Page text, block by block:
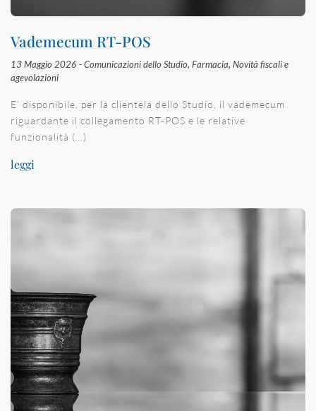
Vademecum RT-POS
13 Maggio 2026 -Comunicazioni dello Studio, Farmacia, Novità fiscali e
agevolazioni
E’ disponibile, per la clientela dello Studio, il vademecum
riguardante il collegamento RT-POS e le relative
funzionalità (…)
leggi